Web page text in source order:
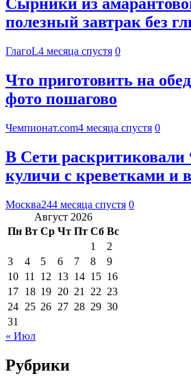
Сырники из
полезный завтрак без
ГлагоL4 месяца спустя 0
Что приготовить на
фото пошагово
Чемпионат.com4 месяца спустя 0
В Сети раскритиковали
куличи с креветками и
Москва244 месяца спустя 0
Август 2026
Пн Вт Ср Чт Пт Сб Вс
1
2
3
4 5 6 7 8
9
10 11 12 13 14 15 16
17 18 19 20 21 22 23
24 25 26 27 28 29 30
31
« Июл
Рубрики